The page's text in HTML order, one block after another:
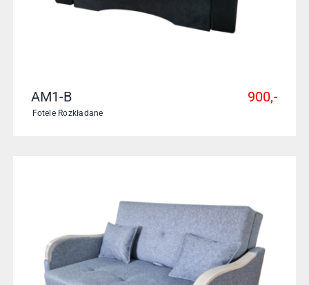
AM1-B
Fotele Rozkładane
900,-